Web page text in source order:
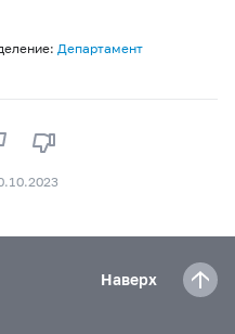
Департамент
Наверх